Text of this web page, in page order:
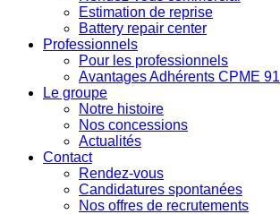
Estimation de reprise
Battery repair center
Professionnels
Pour les professionnels
Avantages Adhérents CPME 91
Le groupe
Notre histoire
Nos concessions
Actualités
Contact
Rendez-vous
Candidatures spontanées
Nos offres de recrutements